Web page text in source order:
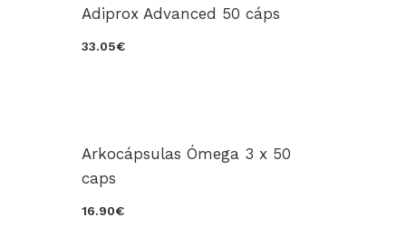
Adiprox Advanced 50 cáps
33.05€
Arkocápsulas Ómega 3 x 50
caps
16.90€